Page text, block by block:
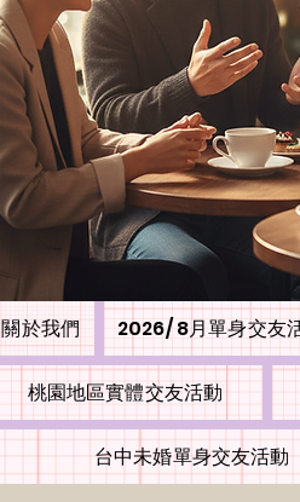
關於我們 2026/ 8月單身交友
桃園地區實體交友活動
台中未婚單身交友活動